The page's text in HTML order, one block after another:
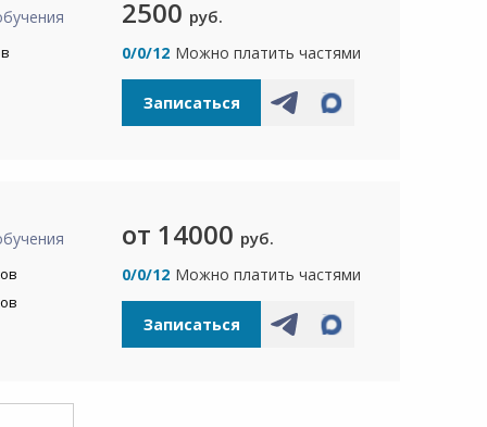
2500 руб.
0/0/12 Можно платить частями
Записаться
от 14000 руб.
0/0/12 Можно платить частями
Записаться